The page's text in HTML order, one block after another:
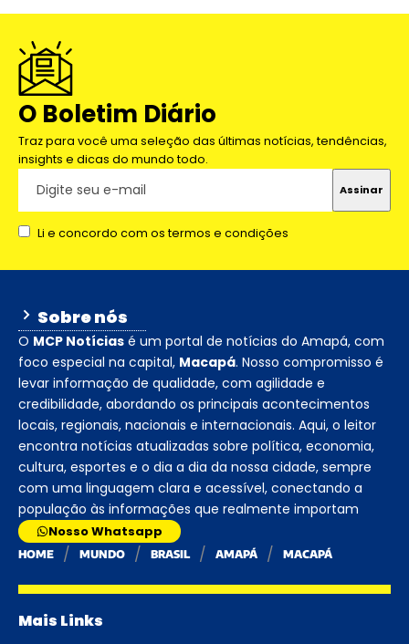
O Boletim Diário
Traz para você uma seleção das últimas notícias, tendências,
insights e dicas do mundo todo.
Li e concordo com os termos e condições
Sobre nós
O MCP Notícias é um portal de notícias do Amapá, com
foco especial na capital, Macapá. Nosso compromisso é
levar informação de qualidade, com agilidade e
credibilidade, abordando os principais acontecimentos
locais, regionais, nacionais e internacionais. Aqui, o leitor
encontra notícias atualizadas sobre política, economia,
cultura, esportes e o dia a dia da nossa cidade, sempre
com uma linguagem clara e acessível, conectando a
população às informações que realmente importam
Nosso Whatsapp
HOME MUNDO BRASIL AMAPÁ MACAPÁ
Mais Links